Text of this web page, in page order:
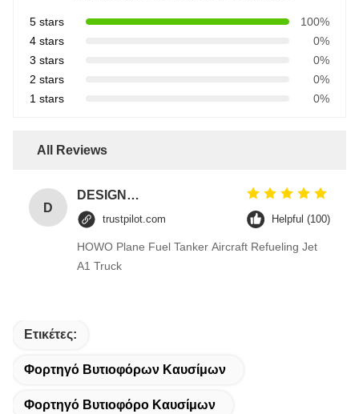
5 stars
100%
4 stars
0%
3 stars
0%
2 stars
0%
1 stars
0%
All Reviews
D
DESIGNER CODE
trustpilot.com Helpful (100)
HOWO Plane Fuel Tanker Aircraft Refueling Jet
A1 Truck
Ετικέτες:
Φορτηγό Βυτιοφόρων Καυσίμων
Φορτηγό Βυτιοφόρο Καυσίμων